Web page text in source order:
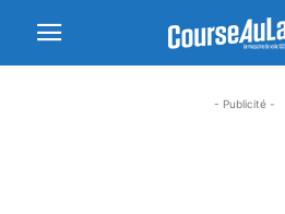
- Publicité -